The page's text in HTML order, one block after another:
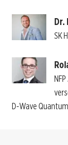
Dr.
SK
D-Wave Quantum